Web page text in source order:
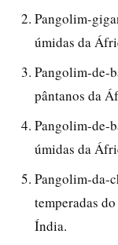
Pangolim-
úmidas da
Pangolim-de-
pântanos da
Pangolim-de-
úmidas da
Pangolim-da-
temperadas
Índia.